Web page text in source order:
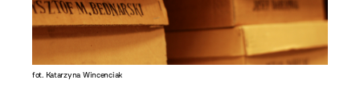
fot. Katarzyna Wincenciak